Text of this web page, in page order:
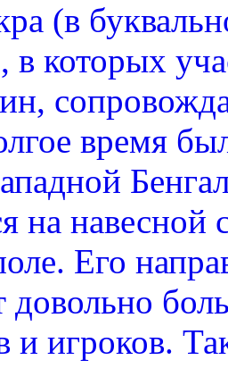
(в
в которых
время
на
Его
довольно
и игроков.